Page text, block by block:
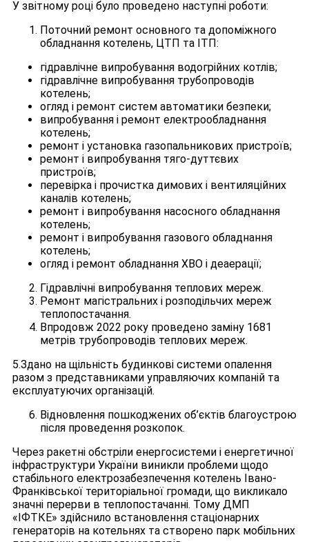
У звітному році було проведено наступні роботи:
Поточний ремонт основного та допоміжного
обладнання котелень, ЦТП та ІТП:
гідравлічне випробування водогрійних котлів;
гідравлічне випробування трубопроводів
котелень;
огляд і ремонт систем автоматики безпеки;
випробування і ремонт електрообладнання
котелень;
ремонт і установка газопальникових пристроїв;
ремонт і випробування тяго-дуттєвих
пристроїв;
перевірка і прочистка димових і вентиляційних
каналів котелень;
ремонт і випробування насосного обладнання
котелень;
ремонт і випробування газового обладнання
котелень;
огляд і ремонт обладнання ХВО і деаерації;
Гідравлічні випробування теплових мереж.
Ремонт магістральних і розподільчих мереж
теплопостачання.
Впродовж 2022 року проведено заміну 1681
метрів трубопроводів теплових мереж.
5.Здано на щільність будинкові системи опалення
разом з представниками управляючих компаній та
експлуатуючих організацій.
Відновлення пошкоджених об’єктів благоустрою
після проведення розкопок.
Через ракетні обстріли енергосистеми і енергетичної
інфраструктури України виникли проблеми щодо
стабільного електрозабезпечення котелень Івано-
Франківської територіальної громади, що викликало
значні перерви в теплопостачанні. Тому ДМП
«ІФТКЕ» здійснило встановлення стаціонарних
генераторів на котельнях та створено парк мобільних